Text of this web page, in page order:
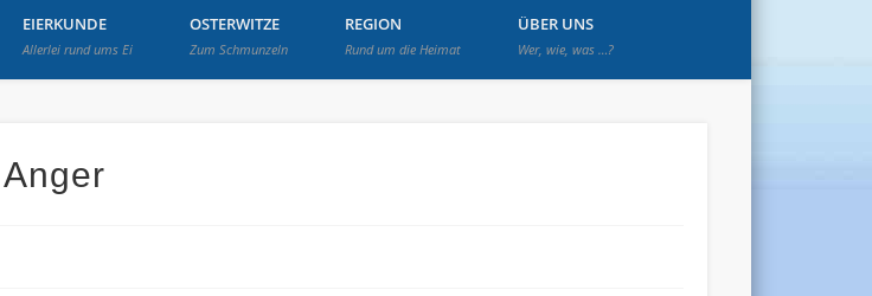
EIERKUNDE
Allerlei rund ums Ei
OSTERWITZE
Zum Schmunzeln
REGION
Rund um die Heimat
ÜBER UNS
Wer, wie, was …?